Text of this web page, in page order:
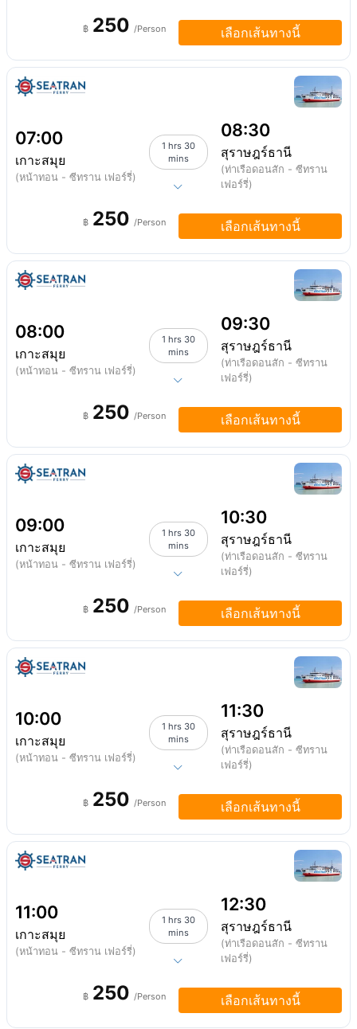
฿ 250 /Person เลือกเส้นทางนี้
07:00
เกาะสมุย
(หน้าทอน - ซีทราน เฟอร์รี่)
1 hrs 30
mins
08:30
สุราษฎร์ธานี
(ท่าเรือดอนสัก - ซีทราน
เฟอร์รี่)
฿ 250 /Person เลือกเส้นทางนี้
08:00
เกาะสมุย
(หน้าทอน - ซีทราน เฟอร์รี่)
1 hrs 30
mins
09:30
สุราษฎร์ธานี
(ท่าเรือดอนสัก - ซีทราน
เฟอร์รี่)
฿ 250 /Person เลือกเส้นทางนี้
09:00
เกาะสมุย
(หน้าทอน - ซีทราน เฟอร์รี่)
1 hrs 30
mins
10:30
สุราษฎร์ธานี
(ท่าเรือดอนสัก - ซีทราน
เฟอร์รี่)
฿ 250 /Person เลือกเส้นทางนี้
10:00
เกาะสมุย
(หน้าทอน - ซีทราน เฟอร์รี่)
1 hrs 30
mins
11:30
สุราษฎร์ธานี
(ท่าเรือดอนสัก - ซีทราน
เฟอร์รี่)
฿ 250 /Person เลือกเส้นทางนี้
11:00
เกาะสมุย
(หน้าทอน - ซีทราน เฟอร์รี่)
1 hrs 30
mins
12:30
สุราษฎร์ธานี
(ท่าเรือดอนสัก - ซีทราน
เฟอร์รี่)
฿ 250 /Person เลือกเส้นทางนี้